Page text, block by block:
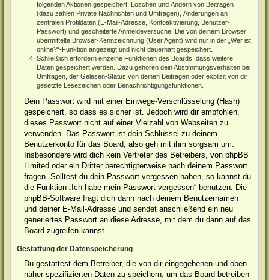
folgenden Aktionen gespeichert: Löschen und Ändern von Beiträgen
(dazu zählen Private Nachrichten und Umfragen), Änderungen an
zentralen Profildaten (E-Mail-Adresse, Kontoaktivierung, Benutzer-
Passwort) und gescheiterte Anmeldeversuche. Die von deinem Browser
übermittelte Browser-Kennzeichnung (User Agent) wird nur in der „Wer ist
online?“-Funktion angezeigt und nicht dauerhaft gespeichert.
Schließlich erfordern einzelne Funktionen des Boards, dass weitere
Daten gespeichert werden. Dazu gehören dein Abstimmungsverhalten bei
Umfragen, der Gelesen-Status von deinen Beiträgen oder explizit von dir
gesetzte Lesezeichen oder Benachrichtigungsfunktionen.
Dein Passwort wird mit einer Einwege-Verschlüsselung (Hash)
gespeichert, so dass es sicher ist. Jedoch wird dir empfohlen,
dieses Passwort nicht auf einer Vielzahl von Webseiten zu
verwenden. Das Passwort ist dein Schlüssel zu deinem
Benutzerkonto für das Board, also geh mit ihm sorgsam um.
Insbesondere wird dich kein Vertreter des Betreibers, von phpBB
Limited oder ein Dritter berechtigterweise nach deinem Passwort
fragen. Solltest du dein Passwort vergessen haben, so kannst du
die Funktion „Ich habe mein Passwort vergessen“ benutzen. Die
phpBB-Software fragt dich dann nach deinem Benutzernamen
und deiner E-Mail-Adresse und sendet anschließend ein neu
generiertes Passwort an diese Adresse, mit dem du dann auf das
Board zugreifen kannst.
Gestattung der Datenspeicherung
Du gestattest dem Betreiber, die von dir eingegebenen und oben
näher spezifizierten Daten zu speichern, um das Board betreiben